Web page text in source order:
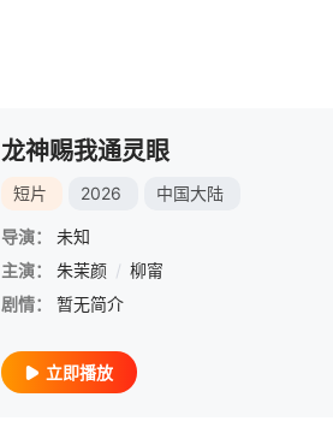
龙神赐我通灵眼
短片 2026 中国大陆
导演：
未知
主演：
朱茉颜 / 柳甯
剧情：
暂无简介
立即播放